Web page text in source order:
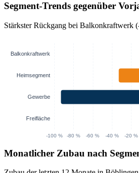
Segment-Trends gegenüber
Stärkster Rückgang bei Balkonkraftwerk
Monatlicher Zubau nach